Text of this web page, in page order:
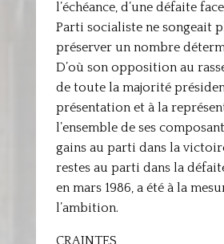
l’échéance, d’une défaite
Parti socialiste ne songeait
préserver un nombre
D’où son opposition au
de toute la majorité
présentation et à la
l’ensemble de ses
gains au parti dans la
restes au parti dans la
en mars 1986, a été à la
l’ambition.
CRAINTES